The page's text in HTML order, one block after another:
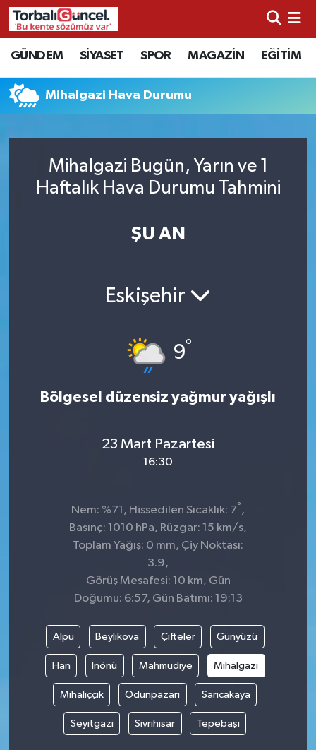
GÜNDEM SİYASET SPOR MAGAZİN EĞİTİM
Mihalgazi Hava Durumu
Mihalgazi Bugün, Yarın ve 1
Haftalık Hava Durumu Tahmini
ŞU AN
Eskişehir
9°
Bölgesel düzensiz yağmur yağışlı
23 Mart Pazartesi
16:30
Nem: %71, Hissedilen Sıcaklık: 7° ,
Basınç: 1010 hPa, Rüzgar: 15 km/s,
Toplam Yağış: 0 mm, Çiy Noktası:
3.9,
Görüş Mesafesi: 10 km, Gün
Doğumu: 6:57, Gün Batımı: 19:13
Alpu Beylikova Çifteler Günyüzü
Han İnönü Mahmudiye Mihalgazi
Mihalıççık Odunpazarı Sarıcakaya
Seyitgazi Sivrihisar Tepebaşı
İzmir Nöbetçi Eczaneler
İzmir Hava Durumu
İzmir Trafik Yoğunluk Haritası
Süper Lig Puan Durumu ve Fikstür